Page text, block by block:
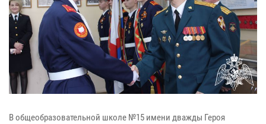
В общеобразовательной школе №15 имени дважды Героя